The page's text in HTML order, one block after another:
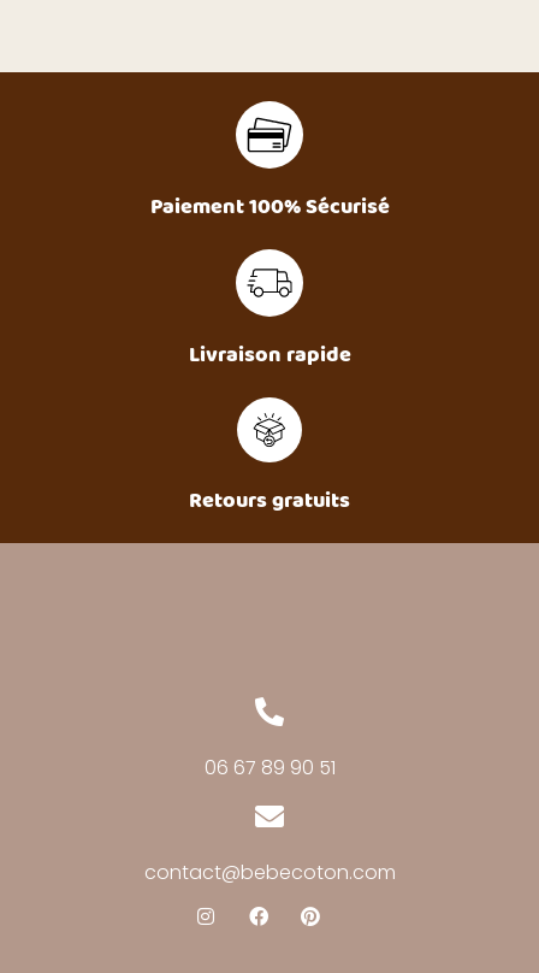
Paiement 100% Sécurisé
Livraison rapide
Retours gratuits
06 67 89 90 51
contact@bebecoton.com